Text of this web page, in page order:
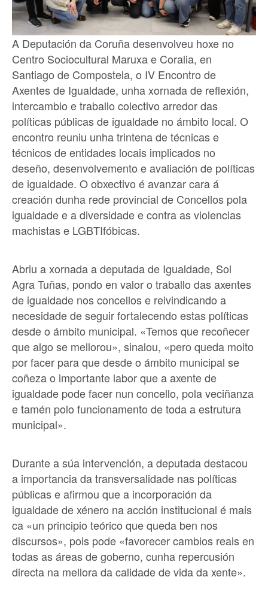
A Deputación da Coruña desenvolveu hoxe no
Centro Sociocultural Maruxa e Coralia, en
Santiago de Compostela, o IV Encontro de
Axentes de Igualdade, unha xornada de reflexión,
intercambio e traballo colectivo arredor das
políticas públicas de igualdade no ámbito local. O
encontro reuniu unha trintena de técnicas e
técnicos de entidades locais implicados no
deseño, desenvolvemento e avaliación de políticas
de igualdade. O obxectivo é avanzar cara á
creación dunha rede provincial de Concellos pola
igualdade e a diversidade e contra as violencias
machistas e LGBTIfóbicas.
Abriu a xornada a deputada de Igualdade, Sol
Agra Tuñas, pondo en valor o traballo das axentes
de igualdade nos concellos e reivindicando a
necesidade de seguir fortalecendo estas políticas
desde o ámbito municipal. «Temos que recoñecer
que algo se mellorou», sinalou, «pero queda moito
por facer para que desde o ámbito municipal se
coñeza o importante labor que a axente de
igualdade pode facer nun concello, pola veciñanza
e tamén polo funcionamento de toda a estrutura
municipal».
Durante a súa intervención, a deputada destacou
a importancia da transversalidade nas políticas
públicas e afirmou que a incorporación da
igualdade de xénero na acción institucional é mais
ca «un principio teórico que queda ben nos
discursos», pois pode «favorecer cambios reais en
todas as áreas de goberno, cunha repercusión
directa na mellora da calidade de vida da xente».